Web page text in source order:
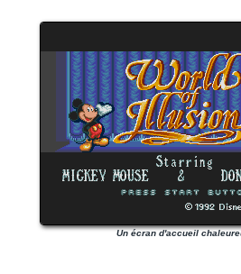
Un écran d'accueil